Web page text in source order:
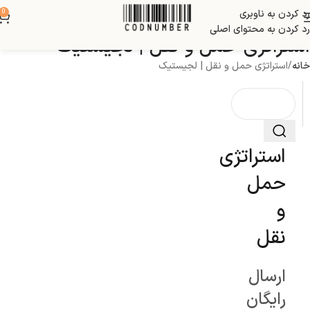
رد کردن به ناوبری
رد کردن به محتوای اصلی
0
استراتژی حمل و نقل | لجیستیک
خانه استراتژی حمل و نقل | لجیستیک
استراتژی
حمل
و
نقل
ارسال
رایگان